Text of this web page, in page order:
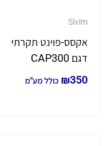
Sivim
אקסס-פוינט תקרתי
דגם CAP300
₪350 כולל מע"מ